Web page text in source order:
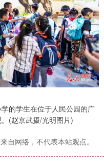
的学生在位于人民公园的广
(赵京武摄/光明图片)
自网络，不代表本站观点。